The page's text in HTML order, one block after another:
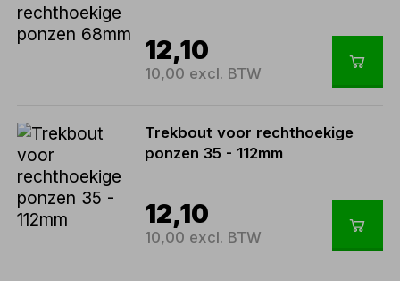
12,10
10,00 excl. BTW
Trekbout voor rechthoekige
ponzen 35 - 112mm
12,10
10,00 excl. BTW